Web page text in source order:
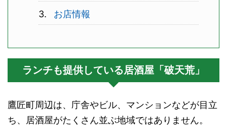
お店情報
ランチも提供している居酒屋「破天荒」
鷹匠町周辺は、庁舎やビル、マンションなどが目立
ち、居酒屋がたくさん並ぶ地域ではありません。